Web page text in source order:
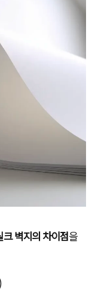
크 벽지의 차이점을